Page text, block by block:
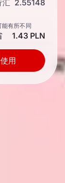
汇 2.55148
有所不同
1.43 PLN
用